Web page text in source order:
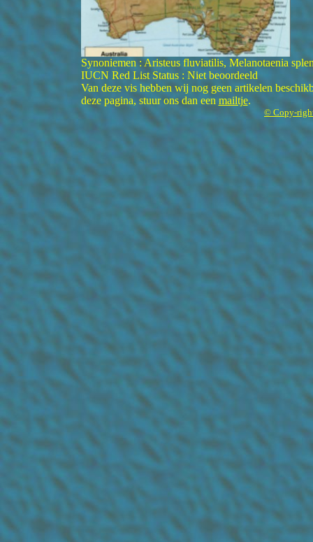
Synoniemen : Aristeus fluviatilis, Melanotaenia
IUCN Red List Status : Niet beoordeeld
Van deze vis hebben wij nog geen artikelen
deze pagina, stuur ons dan een mailtje.
© Copy-